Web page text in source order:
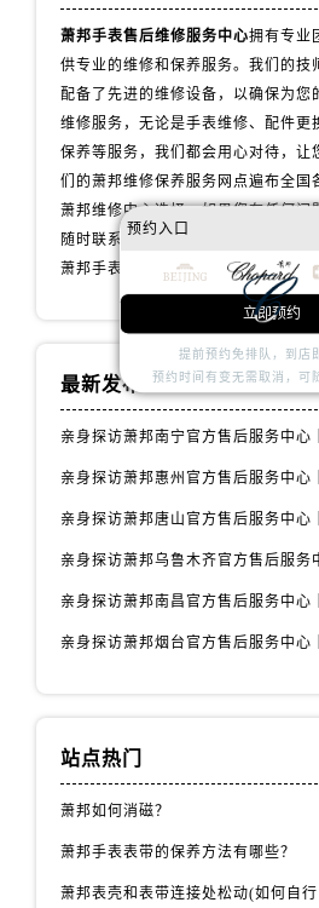
萧邦手表售后维修服务中心拥有专业
供专业的维修和保养服务。我们的技
配备了先进的维修设备，以确保为您
维修服务，无论是手表维修、配件更
保养等服务，我们都会用心对待，让
们的萧邦维修保养服务网点遍布全国
萧邦维修中心选择。如果您有任何问
随时联系我们的客服团队，我们将全
萧邦手表维修保养服务。
最新发布
站点热门
萧邦如何消磁？
萧邦手表表带的保养方法有哪些？
预约入口
立即预约
提前预约免排队，到店
预约时间有变无需取消，可